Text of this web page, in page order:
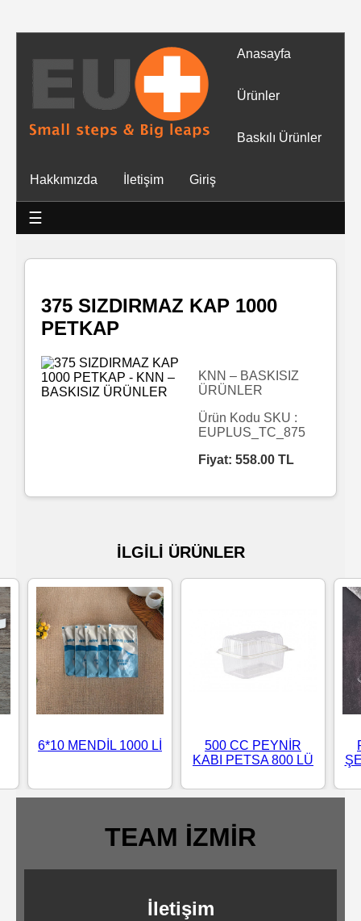
Anasayfa
Ürünler
Baskılı Ürünler
Hakkımızda İletişim Giriş
☰
Tüm
Ürünler
Mendiller
Baskılı
Islak
Rulo
Mendil
Islak
Su
Bazlı
Mendiller
Kolonyalı
Mendiller
Standart
Mendiller
Pipetler
375 SIZDIRMAZ KAP 1000
PETKAP
KNN – BASKISIZ
ÜRÜNLER
Ürün Kodu SKU :
EUPLUS_TC_875
Fiyat: 558.00 TL
İLGİLİ ÜRÜNLER
6*10 MENDİL 1000 Lİ
500 CC PEYNİR
KABI PETSA 800 LÜ
TEAM İZMİR
İletişim